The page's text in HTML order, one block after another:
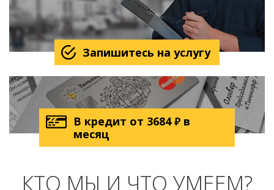
Запишитесь на услугу
В кредит от 3684₽ в
месяц
КТО МЫ И ЧТО УМЕЕМ?